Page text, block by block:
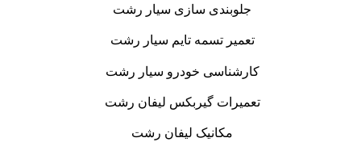
جلوبندی سازی سیار رشت
تعمیر تسمه تایم سیار رشت
کارشناسی خودرو سیار رشت
تعمیرات گیربکس لیفان رشت
مکانیک لیفان رشت